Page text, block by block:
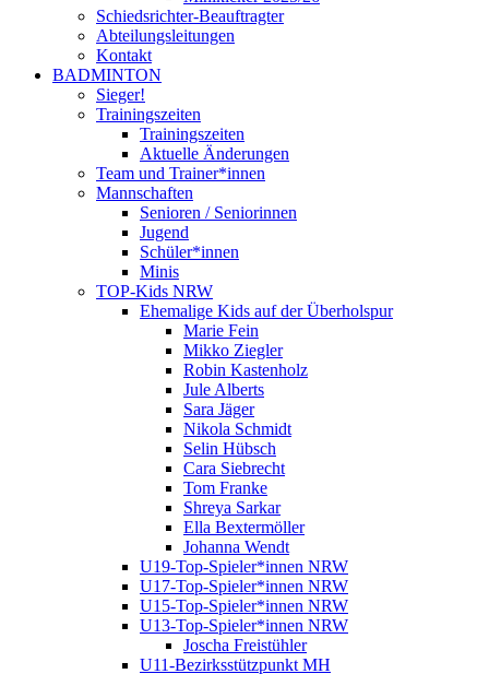
Schiedsrichter-Beauftragter
Abteilungsleitungen
Kontakt
BADMINTON
Sieger!
Trainingszeiten
Trainingszeiten
Aktuelle Änderungen
Team und Trainer*innen
Mannschaften
Senioren / Seniorinnen
Jugend
Schüler*innen
Minis
TOP-Kids NRW
Ehemalige Kids auf der Überholspur
Marie Fein
Mikko Ziegler
Robin Kastenholz
Jule Alberts
Sara Jäger
Nikola Schmidt
Selin Hübsch
Cara Siebrecht
Tom Franke
Shreya Sarkar
Ella Bextermöller
Johanna Wendt
U19-Top-Spieler*innen NRW
U17-Top-Spieler*innen NRW
U15-Top-Spieler*innen NRW
U13-Top-Spieler*innen NRW
Joscha Freistühler
U11-Bezirksstützpunkt MH